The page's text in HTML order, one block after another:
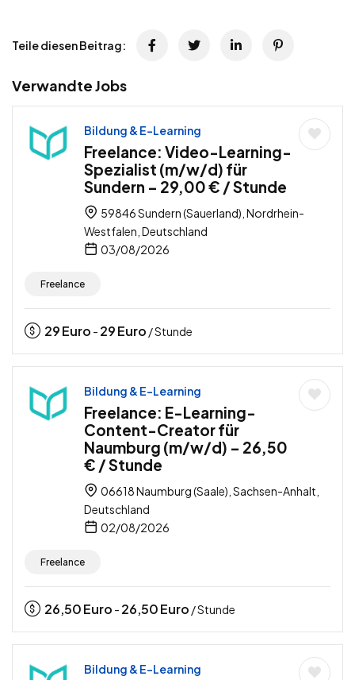
Teile diesen Beitrag:
Verwandte Jobs
Bildung & E-Learning
Freelance: Video-Learning-
Spezialist (m/w/d) für
Sundern – 29,00 € / Stunde
59846 Sundern (Sauerland), Nordrhein-
Westfalen, Deutschland
03/08/2026
Freelance
29Euro - 29Euro / Stunde
Bildung & E-Learning
Freelance: E-Learning-
Content-Creator für
Naumburg (m/w/d) – 26,50
€ / Stunde
06618 Naumburg (Saale), Sachsen-Anhalt,
Deutschland
02/08/2026
Freelance
26,50Euro - 26,50Euro / Stunde
Bildung & E-Learning